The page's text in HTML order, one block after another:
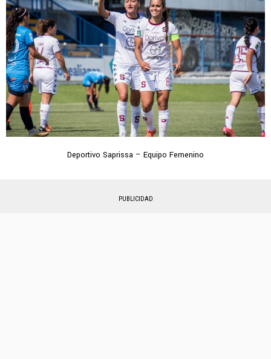
Deportivo Saprissa – Equipo Femenino
PUBLICIDAD